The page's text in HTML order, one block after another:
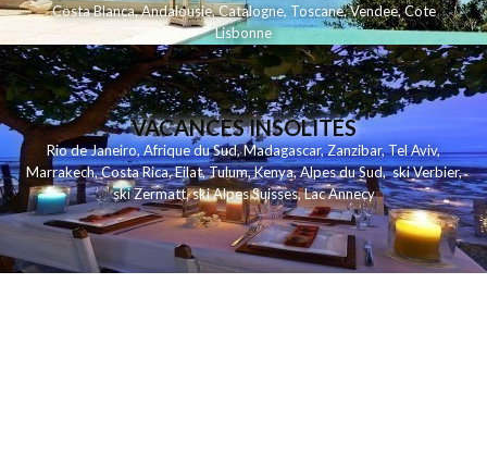
Costa Blanca,Andalousie,Catalogne,Toscane,Vendee,Cote
Lisbonne
VACANCES INSOLITES
Rio de Janeiro,Afrique du Sud,Madagascar,Zanzibar,Tel Aviv,
Marrakech,Costa Rica,Eilat,Tulum,Kenya,Alpes du Sud,ski Verbier,
ski Zermatt,ski Alpes Suisses,Lac Annecy